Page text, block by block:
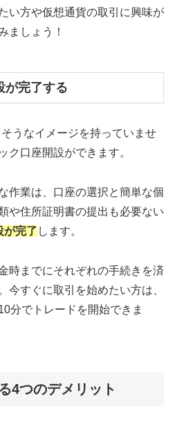
い方や仮想通貨の取引に興味が
ましょう！
が完了する
うなイメージを持っていませ
ク口座開設ができます。
作業は、口座の選択と簡単な個
や住所証明書の提出も必要ない
が完了 します。
時までにそれぞれの手続きを済
今すぐに取引を始めたい方は、
分でトレードを開始できま
4つのデメリット